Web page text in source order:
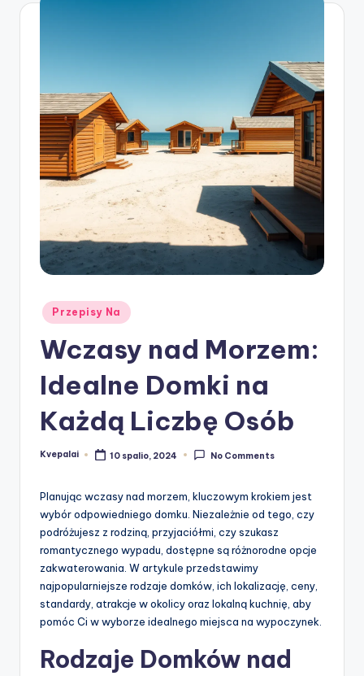
Posted
in
Przepisy Na
Wczasy nad Morzem:
Idealne Domki na
Każdą Liczbę Osób
Posted
Kvepalai 10 spalio, 2024 No Comments
Planując wczasy nad morzem, kluczowym krokiem jest
wybór odpowiedniego domku. Niezależnie od tego, czy
podróżujesz z rodziną, przyjaciółmi, czy szukasz
romantycznego wypadu, dostępne są różnorodne opcje
zakwaterowania. W artykule przedstawimy
najpopularniejsze rodzaje domków, ich lokalizację, ceny,
standardy, atrakcje w okolicy oraz lokalną kuchnię, aby
pomóc Ci w wyborze idealnego miejsca na wypoczynek.
Rodzaje Domków nad